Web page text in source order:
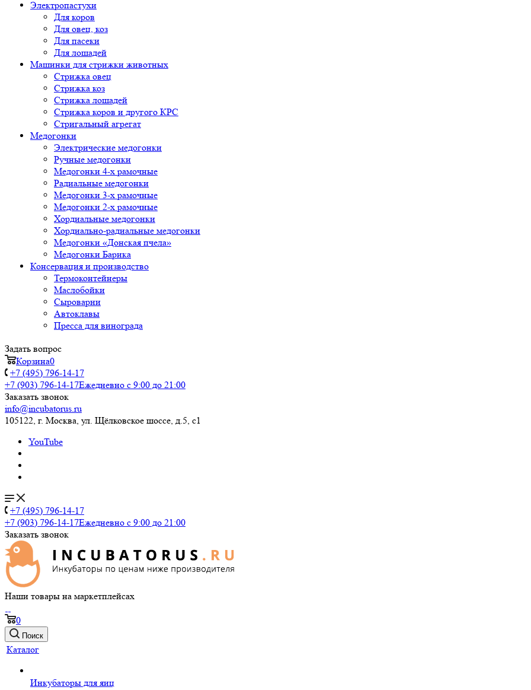
Электропастухи
Для коров
Для овец, коз
Для пасеки
Для лошадей
Машинки для стрижки животных
Стрижка овец
Стрижка коз
Стрижка лошадей
Стрижка коров и другого КРС
Стригальный агрегат
Медогонки
Электрические медогонки
Ручные медогонки
Медогонки 4-х рамочные
Радиальные медогонки
Медогонки 3-х рамочные
Медогонки 2-х рамочные
Хордиальные медогонки
Хордиально-радиальные медогонки
Медогонки «Донская пчела»
Медогонки Барика
Консервация и производство
Термоконтейнеры
Маслобойки
Сыроварни
Автоклавы
Пресса для винограда
Задать вопрос
Корзина0
+7 (495) 796-14-17
+7 (903) 796-14-17Ежедневно с 9:00 до 21:00
Заказать звонок
info@incubatorus.ru
105122, г. Москва, ул. Щёлковское шоссе, д.5, с1
YouTube
+7 (495) 796-14-17
+7 (903) 796-14-17Ежедневно с 9:00 до 21:00
Заказать звонок
Наши товары на маркетплейсах
0
Поиск
Каталог
Инкубаторы для яиц